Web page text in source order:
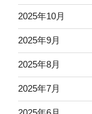
2025年10月
2025年9月
2025年8月
2025年7月